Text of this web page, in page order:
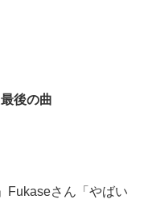
後の曲
Fukaseさん「やばい